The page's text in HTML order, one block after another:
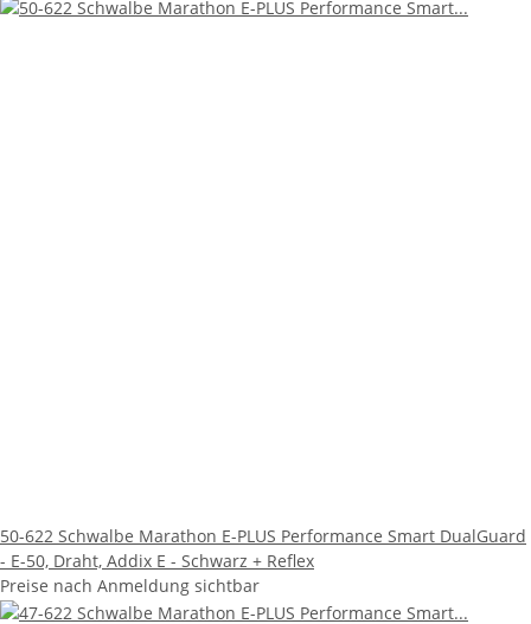
50-622 Schwalbe Marathon E-PLUS Performance Smart DualGuard
- E-50, Draht, Addix E - Schwarz + Reflex
Preise nach Anmeldung sichtbar